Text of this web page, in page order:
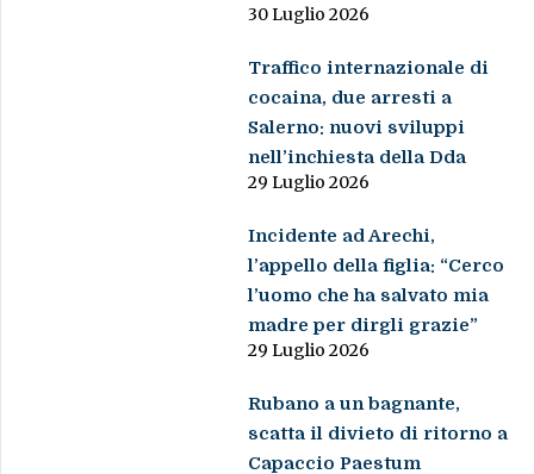
30 Luglio 2026
Traffico internazionale di
cocaina, due arresti a
Salerno: nuovi sviluppi
nell’inchiesta della Dda
29 Luglio 2026
Incidente ad Arechi,
l’appello della figlia: “Cerco
l’uomo che ha salvato mia
madre per dirgli grazie”
29 Luglio 2026
Rubano a un bagnante,
scatta il divieto di ritorno a
Capaccio Paestum